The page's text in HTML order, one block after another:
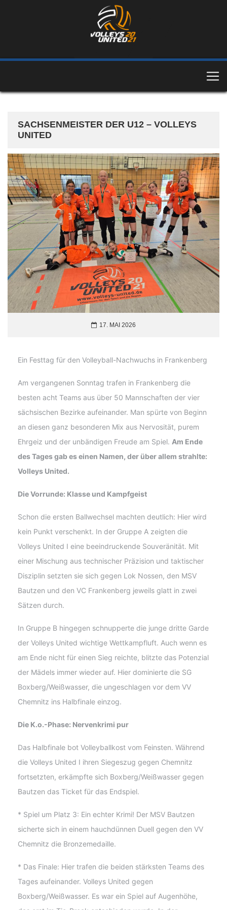
SACHSENMEISTER DER U12 – VOLLEYS
UNITED
17. MAI 2026
Ein Festtag für den Volleyball-Nachwuchs in Frankenberg
Am vergangenen Sonntag trafen in Frankenberg die
besten acht Teams aus über 50 Mannschaften der vier
sächsischen Bezirke aufeinander. Man spürte von Beginn
an diesen ganz besonderen Mix aus Nervosität, purem
Ehrgeiz und der unbändigen Freude am Spiel. Am Ende
des Tages gab es einen Namen, der über allem strahlte:
Volleys United.
Die Vorrunde: Klasse und Kampfgeist
Schon die ersten Ballwechsel machten deutlich: Hier wird
kein Punkt verschenkt. In der Gruppe A zeigten die
Volleys United I eine beeindruckende Souveränität. Mit
einer Mischung aus technischer Präzision und taktischer
Disziplin setzten sie sich gegen Lok Nossen, den MSV
Bautzen und den VC Frankenberg jeweils glatt in zwei
Sätzen durch.
In Gruppe B hingegen schnupperte die junge dritte Garde
der Volleys United wichtige Wettkampfluft. Auch wenn es
am Ende nicht für einen Sieg reichte, blitzte das Potenzial
der Mädels immer wieder auf. Hier dominierte die SG
Boxberg/Weißwasser, die ungeschlagen vor dem VV
Chemnitz ins Halbfinale einzog.
Die K.o.-Phase: Nervenkrimi pur
Das Halbfinale bot Volleyballkost vom Feinsten. Während
die Volleys United I ihren Siegeszug gegen Chemnitz
fortsetzten, erkämpfte sich Boxberg/Weißwasser gegen
Bautzen das Ticket für das Endspiel.
* Spiel um Platz 3: Ein echter Krimi! Der MSV Bautzen
sicherte sich in einem hauchdünnen Duell gegen den VV
Chemnitz die Bronzemedaille.
* Das Finale: Hier trafen die beiden stärksten Teams des
Tages aufeinander. Volleys United gegen
Boxberg/Weißwasser. Es war ein Spiel auf Augenhöhe,